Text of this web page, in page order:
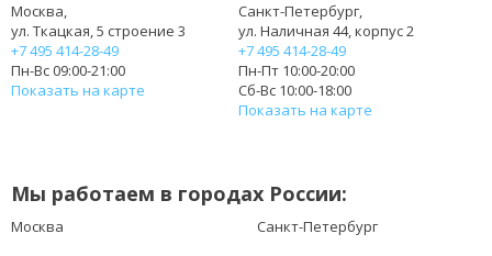
Москва,
ул. Ткацкая, 5 строение 3
+7 495 414-28-49
Пн-Вс 09:00-21:00
Показать на карте
Санкт-Петербург,
ул. Наличная 44, корпус 2
+7 495 414-28-49
Пн-Пт 10:00-20:00
Сб-Вс 10:00-18:00
Показать на карте
Мы работаем в городах России:
Москва Санкт-Петербург